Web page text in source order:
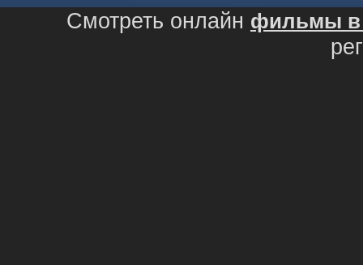
Смотреть онлайн фильмы в